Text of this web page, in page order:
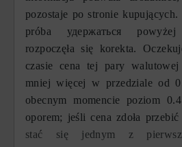
pozostaje po stronie kupujących.
próba удержаться
rozpoczęła się korekta.
czasie cena tej pary
mniej więcej w przedziale od
obecnym momencie poziom
oporem; jeśli cena zdoła
stać się jednym z